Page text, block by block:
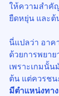
ให้ความสำคั
ยืดหยุ่น และ
นี่แปลว่า อาค
ด้วยการพยาย
เพราะเกมนั้
ต้น แต่ควรชน
มีตำแหน่งทา